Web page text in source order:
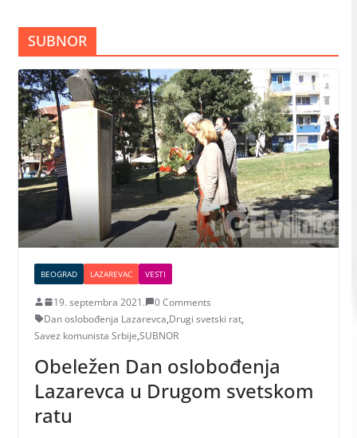
SUBNOR
BEOGRAD LAZAREVAC VESTI
19. septembra 2021.
0 Comments
Dan oslobođenja Lazarevca,Drugi svetski rat,
Savez komunista Srbije,SUBNOR
Obeležen Dan oslobođenja
Lazarevca u Drugom svetskom
ratu